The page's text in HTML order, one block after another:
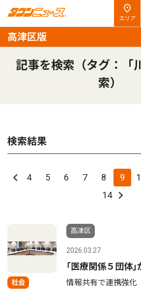
エリア
高津区版
記事を検索（タグ：「
索）
検索結果
4 5 6 7 8 9
14
社会
高津区
2026.03.27
｢医療関係５団体｣
情報共有で連携強化